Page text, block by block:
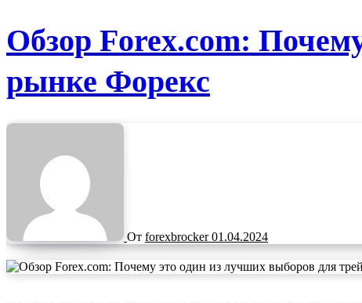
Обзор Forex.com:
рынке Форекс
От forexbrocker01.04.2024